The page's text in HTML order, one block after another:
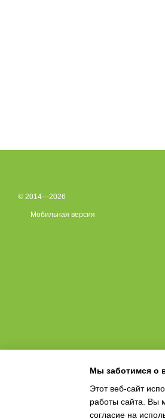
© 2014—2026
Мобильная версия
Мы заботимся о
Этот веб-сайт
работы сайта. Вы
согласие на